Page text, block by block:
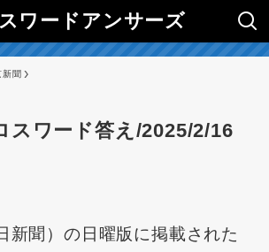
ワードアンサーズ
聞
スワード答え/2025/2/16
新聞）の日曜版に掲載された